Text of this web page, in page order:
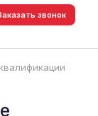
звонок